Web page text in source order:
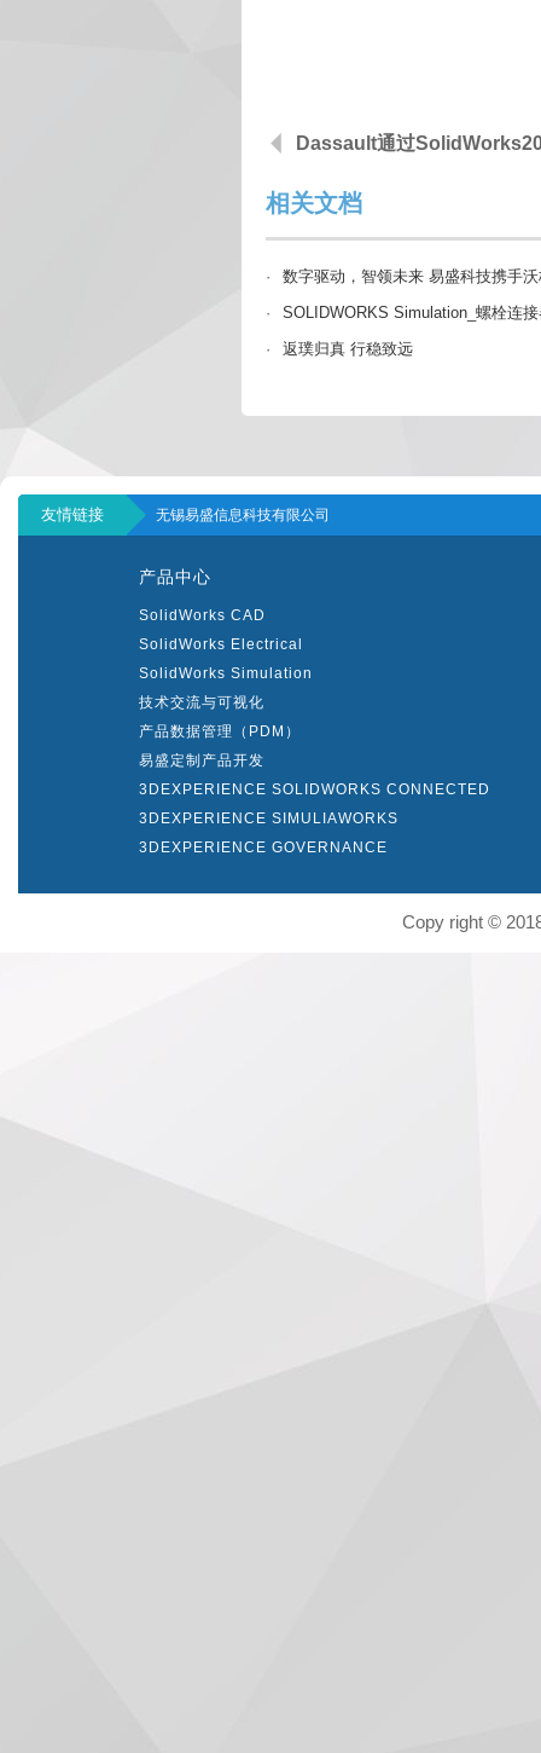
Dassault通过
相关文档
·
数字驱动，智领未来 易盛科技携手
·
SOLIDWORKS Simulation_螺栓连
·
返璞归真 行稳致远
友情链接 无锡易盛信息科技有限公司
产品中心
SolidWorks CAD
SolidWorks Electrical
SolidWorks Simulation
技术交流与可视化
产品数据管理（PDM）
易盛定制产品开发
3DEXPERIENCE SOLIDWORKS CONNECTED
3DEXPERIENCE SIMULIAWORKS
3DEXPERIENCE GOVERNANCE
Copy right ©